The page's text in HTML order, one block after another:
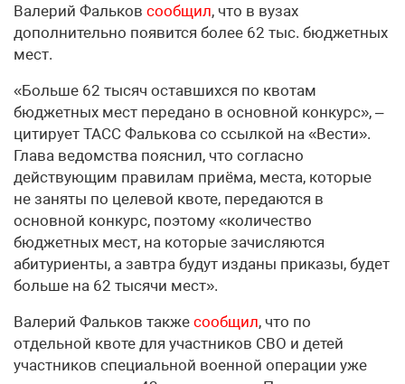
Валерий Фальков сообщил, что в вузах
дополнительно появится более 62 тыс. бюджетных
мест.
«Больше 62 тысяч оставшихся по квотам
бюджетных мест передано в основной конкурс», –
цитирует ТАСС Фалькова со ссылкой на «Вести».
Глава ведомства пояснил, что согласно
действующим правилам приёма, места, которые
не заняты по целевой квоте, передаются в
основной конкурс, поэтому «количество
бюджетных мест, на которые зачисляются
абитуриенты, а завтра будут изданы приказы, будет
больше на 62 тысячи мест».
Валерий Фальков также сообщил, что по
отдельной квоте для участников СВО и детей
участников специальной военной операции уже